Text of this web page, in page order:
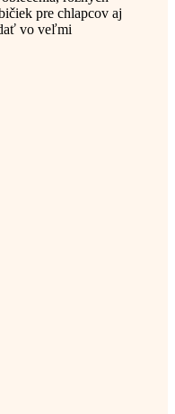
pre chlapcov aj
vo veľmi